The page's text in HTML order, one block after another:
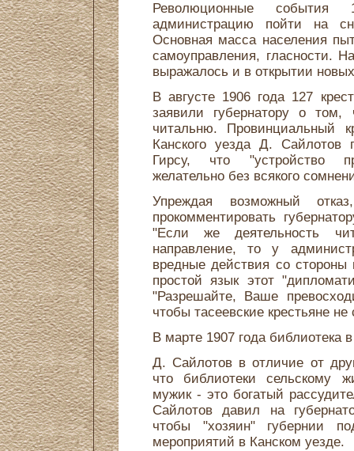
Революционные
администрацию пойти на
Основная масса населения
самоуправления, гласности.
выражалось и в открытии
В августе 1906 года 127
заявили губернатору о том,
читальню. Провинциальный
Канского уезда Д. Сайлотов
Гирсу, что "устройство
желательно без всякого
Упреждая возможный
прокомментировать
"Если же деятельность
направление, то у
вредные действия со
простой язык этот
"Разрешайте, Ваше
чтобы тасеевские крестьяне
В марте 1907 года библиотека
Д. Сайлотов в отличие от
что библиотеки сельскому
мужик - это богатый
Сайлотов давил на
чтобы "хозяин" губернии
мероприятий в Канском уезде.